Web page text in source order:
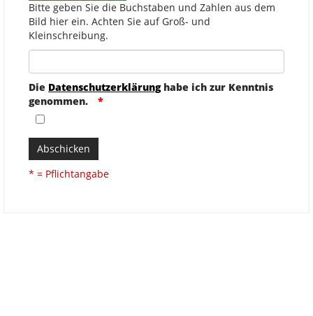
Bitte geben Sie die Buchstaben und Zahlen aus dem
Bild hier ein. Achten Sie auf Groß- und
Kleinschreibung.
Die Datenschutzerklärunghabe ich zur Kenntnis
genommen.
Abschicken
* = Pflichtangabe